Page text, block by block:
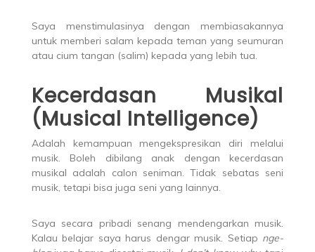
Saya menstimulasinya dengan membiasakannya
untuk memberi salam kepada teman yang seumuran
atau cium tangan (salim) kepada yang lebih tua.
Kecerdasan Musikal
(Musical Intelligence)
Adalah kemampuan mengekspresikan diri melalui
musik. Boleh dibilang anak dengan kecerdasan
musikal adalah calon seniman. Tidak sebatas seni
musik, tetapi bisa juga seni yang lainnya.
Saya secara pribadi senang mendengarkan musik.
Kalau belajar saya harus dengar musik. Setiap nge-